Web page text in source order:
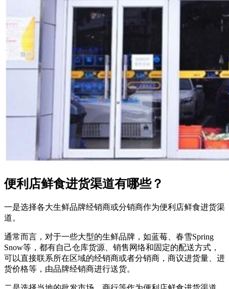
便利店鲜食进货渠道有哪些？
一是选择各大生鲜品牌经销商或分销商作为便利店鲜食进货渠
道。
通常而言，对于一些大型的生鲜品牌，如蓝莓、春雪Spring
Snow等，都有自己仓库货源、销售网络和固定的配送方式，
可以直接联系所在区域的经销商或者分销商，商议进货量、进
货价格等，由品牌经销商进行送货。